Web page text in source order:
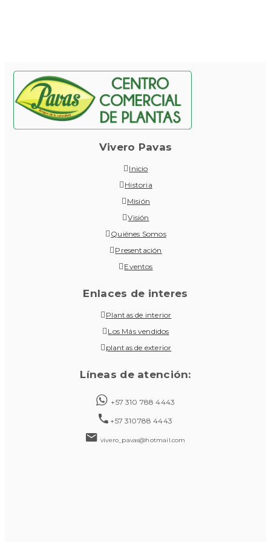
Vivero Pavas
Inicio
Historia
Misión
Visión
Quiénes Somos
Presentación
Eventos
Enlaces de interes
Plantas de interior
Los Más vendidos
plantas de exterior
Líneas de atención:
+57 310 788 4443
+57 310788 4443
vivero_pavas@hotmail.com